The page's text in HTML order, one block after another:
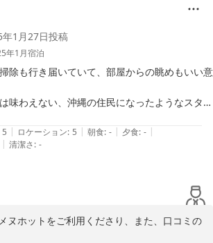
た点ですが、その他は満足です！
1月27日投稿
年1月宿泊
除も行き届いていて、部屋からの眺めもいい意
味わえない、沖縄の住民になったようなスタイ
ょっとだけ難しいかな。
にしたいお宿でした。最高です。
5 | ロケーション: 5 | 朝食: - | 夕食: - |
| 清潔さ: -
ヌホットをご利用くださり、また、口コミの
て、誠にありがとうございます。